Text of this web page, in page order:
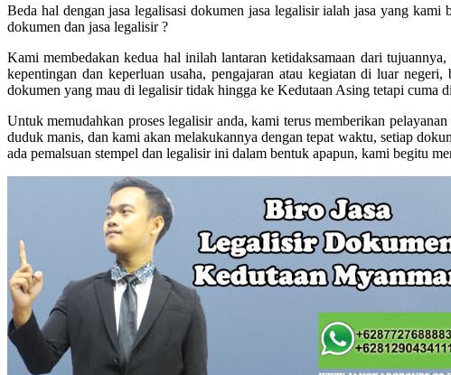
Beda hal dengan jasa legalisasi dokumen jasa legalisir ialah jasa yang
dokumen dan jasa legalisir ?
Kami membedakan kedua hal inilah lantaran ketidaksamaan dari
kepentingan dan keperluan usaha, pengajaran atau kegiatan di luar
dokumen yang mau di legalisir tidak hingga ke Kedutaan Asing tetapi cuma
Untuk memudahkan proses legalisir anda, kami terus memberikan
duduk manis, dan kami akan melakukannya dengan tepat waktu, setiap
ada pemalsuan stempel dan legalisir ini dalam bentuk apapun, kami begitu